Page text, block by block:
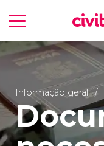
Informação geral